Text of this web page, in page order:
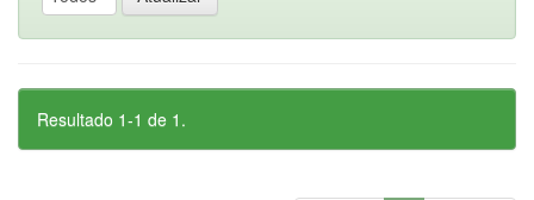
Resultado 1-1 de 1.